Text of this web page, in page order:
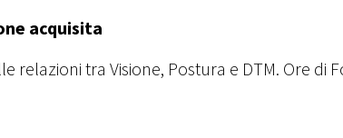
acquisita
relazioni tra Visione, Postura e DTM. Ore di